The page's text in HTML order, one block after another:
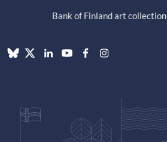
Bank of Finland art collection